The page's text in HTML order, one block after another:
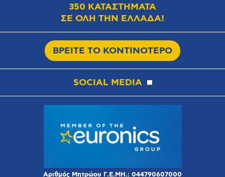
350 ΚΑΤΑΣΤΗΜΑΤΑ
ΣΕ ΟΛΗ ΤΗΝ ΕΛΛΑΔΑ!
ΒΡΕΙΤΕ ΤΟ ΚΟΝΤΙΝΟΤΕΡΟ
SOCIAL MEDIA